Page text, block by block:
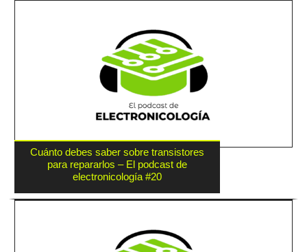
Cuánto debes saber sobre transistores
para repararlos – El podcast de
electronicología #20